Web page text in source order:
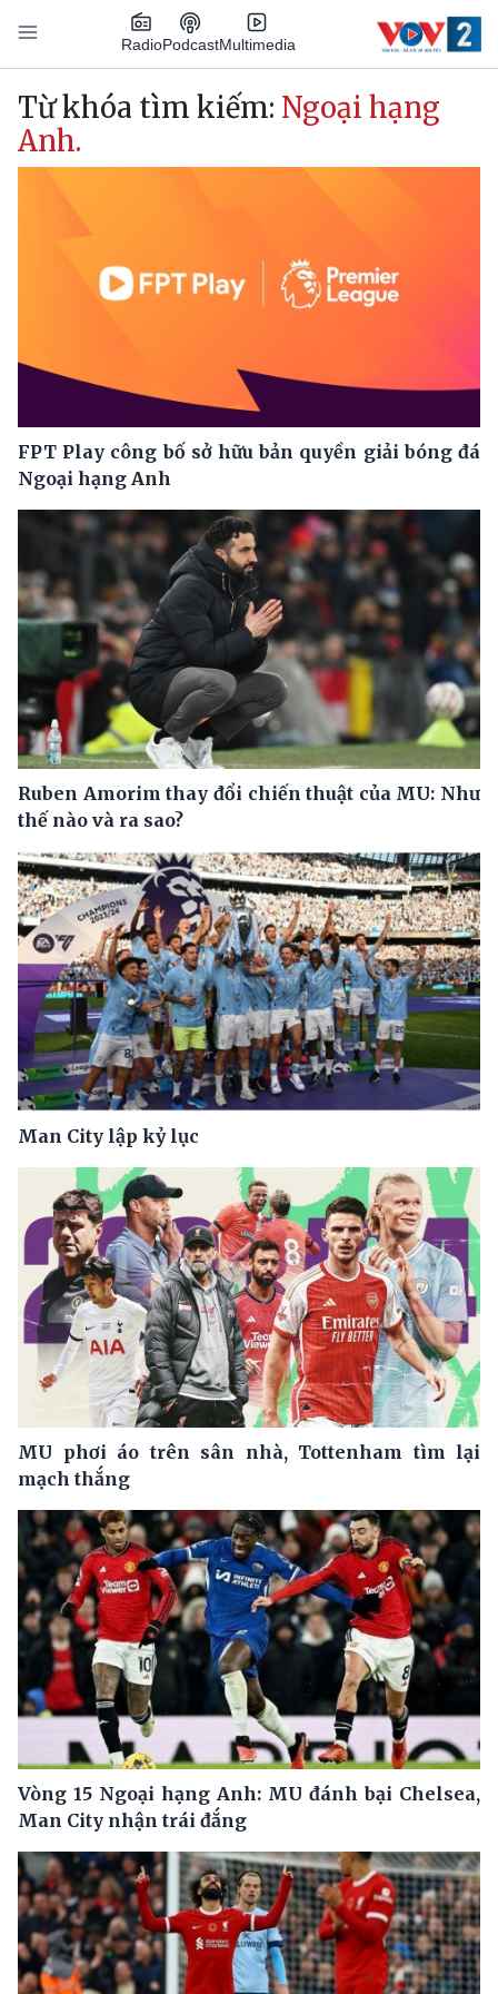
Nhảy đến nội dung
RadioPodcastMultimedia
Main navigation
Từ khóa tìm kiếm: Ngoại hạng
Anh.
FPT Play công bố sở hữu bản quyền giải bóng đá
Ngoại hạng Anh
Ruben Amorim thay đổi chiến thuật của MU: Như
thế nào và ra sao?
Man City lập kỷ lục
MU phơi áo trên sân nhà, Tottenham tìm lại
mạch thắng
Vòng 15 Ngoại hạng Anh: MU đánh bại Chelsea,
Man City nhận trái đắng